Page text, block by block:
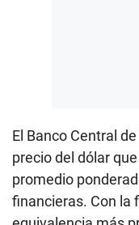
El Banco Central
precio del dólar
promedio
financieras. Con la